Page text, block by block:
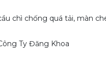
chì chống quá tải, màn
Ty Đăng Khoa